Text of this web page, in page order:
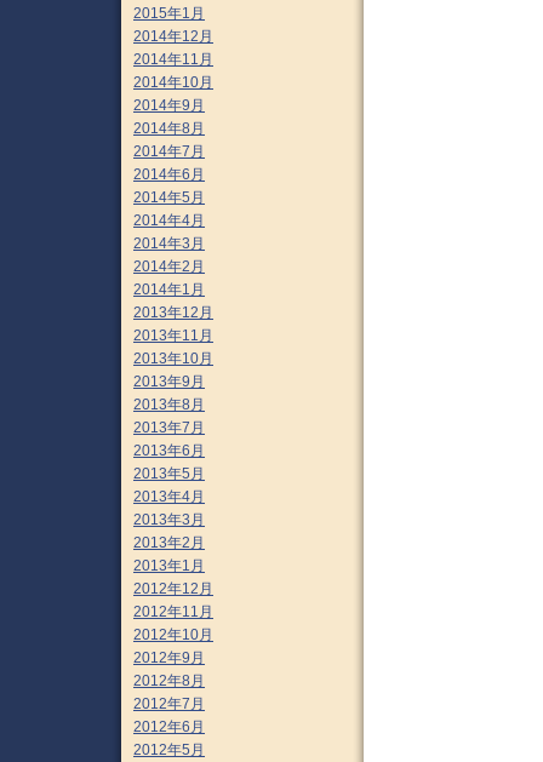
2015年1月
2014年12月
2014年11月
2014年10月
2014年9月
2014年8月
2014年7月
2014年6月
2014年5月
2014年4月
2014年3月
2014年2月
2014年1月
2013年12月
2013年11月
2013年10月
2013年9月
2013年8月
2013年7月
2013年6月
2013年5月
2013年4月
2013年3月
2013年2月
2013年1月
2012年12月
2012年11月
2012年10月
2012年9月
2012年8月
2012年7月
2012年6月
2012年5月